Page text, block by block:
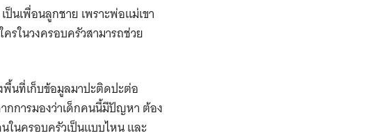
นเพื่อนลูกชาย เพราะพ่อแม่เขา
รในวงครอบครัวสามารถช่วย
พื้นที่เก็บข้อมูลมาปะติดปะต่อ
กการมองว่าเด็กคนนี้มีปัญหา ต้อง
นครอบครัวเป็นแบบไหน และ